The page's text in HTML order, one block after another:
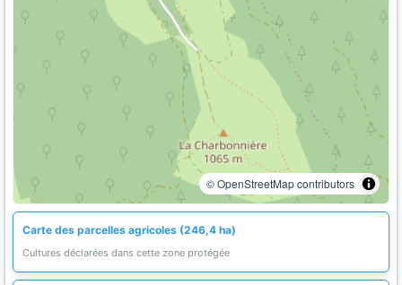
© OpenStreetMap contributors
Carte des parcelles agricoles (246,4 ha)
Cultures déclarées dans cette zone protégée